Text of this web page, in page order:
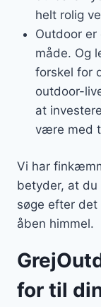
helt rolig
Outdoor er
måde. Og
forskel for
outdoor-
at
være med
Vi har
betyder, at du
søge efter
åben himmel.
for til